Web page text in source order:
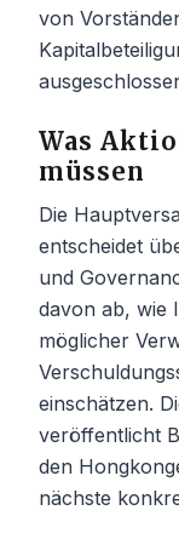
von
Was
müssen
Die
entscheidet
und
davon ab, wie
möglicher
einschätzen.
veröffentlicht
den
nächste